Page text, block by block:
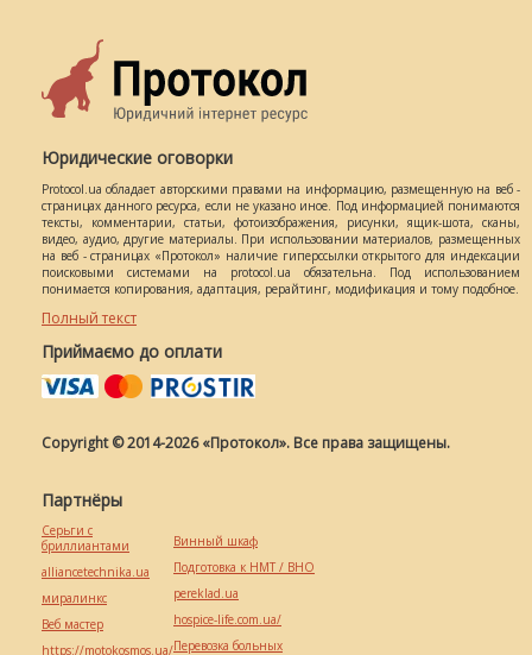
Юридические оговорки
Protocol.ua обладает авторскими правами на информацию, размещенную на веб -
страницах данного ресурса, если не указано иное. Под информацией понимаются
тексты, комментарии, статьи, фотоизображения, рисунки, ящик-шота, сканы,
видео, аудио, другие материалы. При использовании материалов, размещенных
на веб - страницах «Протокол» наличие гиперссылки открытого для индексации
поисковыми системами на protocol.ua обязательна. Под использованием
понимается копирования, адаптация, рерайтинг, модификация и тому подобное.
Полный текст
Приймаємо до оплати
Copyright © 2014-2026 «Протокол». Все права защищены.
Партнёры
Серьги с
бриллиантами
alliancetechnika.ua
миралинкс
Веб мастер
https://motokosmos.ua/
Винный шкаф
Подготовка к НМТ / ВНО
pereklad.ua
hospice-life.com.ua/
Перевозка больных